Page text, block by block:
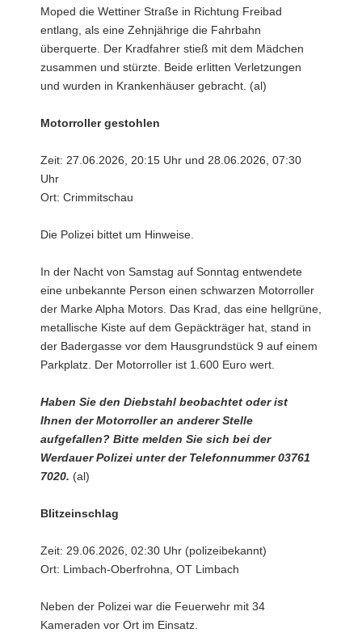
Moped die Wettiner Straße in Richtung Freibad
entlang, als eine Zehnjährige die Fahrbahn
überquerte. Der Kradfahrer stieß mit dem Mädchen
zusammen und stürzte. Beide erlitten Verletzungen
und wurden in Krankenhäuser gebracht. (al)
Motorroller gestohlen
Zeit: 27.06.2026, 20:15 Uhr und 28.06.2026, 07:30
Uhr
Ort: Crimmitschau
Die Polizei bittet um Hinweise.
In der Nacht von Samstag auf Sonntag entwendete
eine unbekannte Person einen schwarzen Motorroller
der Marke Alpha Motors. Das Krad, das eine hellgrüne,
metallische Kiste auf dem Gepäckträger hat, stand in
der Badergasse vor dem Hausgrundstück 9 auf einem
Parkplatz. Der Motorroller ist 1.600 Euro wert.
Haben Sie den Diebstahl beobachtet oder ist
Ihnen der Motorroller an anderer Stelle
aufgefallen? Bitte melden Sie sich bei der
Werdauer Polizei unter der Telefonnummer 03761
7020. (al)
Blitzeinschlag
Zeit: 29.06.2026, 02:30 Uhr (polizeibekannt)
Ort: Limbach-Oberfrohna, OT Limbach
Neben der Polizei war die Feuerwehr mit 34
Kameraden vor Ort im Einsatz.